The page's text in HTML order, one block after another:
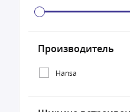
Производитель
Hansa